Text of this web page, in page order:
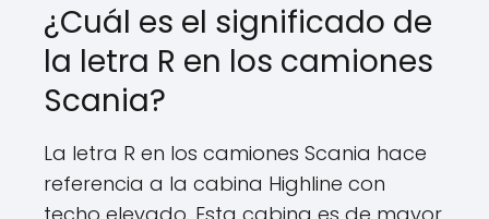
¿Cuál es el significado de
la letra R en los camiones
Scania?
La letra R en los camiones Scania hace
referencia a la cabina Highline con